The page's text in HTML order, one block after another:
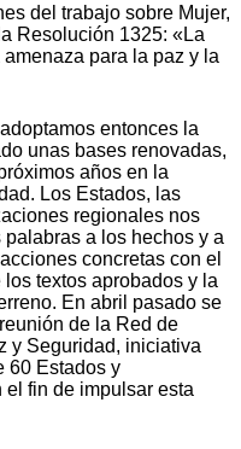
del trabajo sobre Mujer,
Resolución 1325: «La
para la paz y la
entonces la
unas bases renovadas,
años en la
Los Estados, las
regionales nos
a los hechos y a
concretas con el
textos aprobados y la
En abril pasado se
de la Red de
y Seguridad, iniciativa
60 Estados y
fin de impulsar esta